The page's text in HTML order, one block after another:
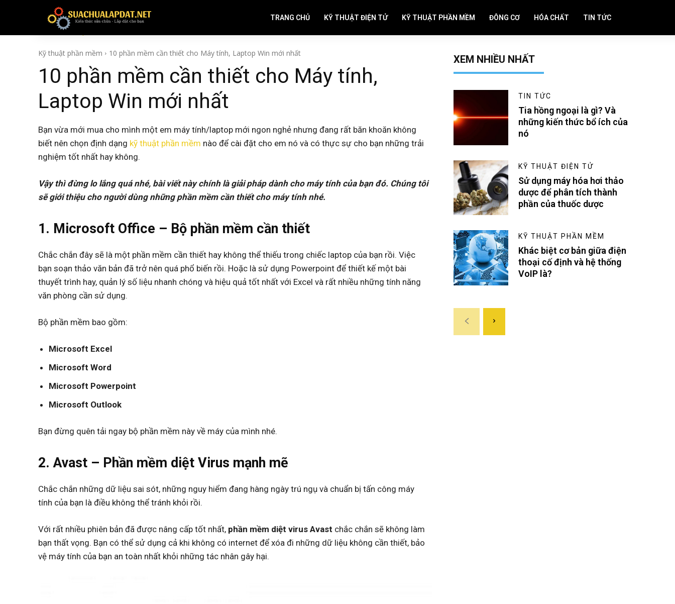
TRANG CHỦ KỸ THUẬT ĐIỆN TỬ KỸ THUẬT PHẦN MỀM ĐÔNG CƠ HÓA CHẤT TIN TỨC
KỸ THUẬT PHẦN MỀM
Kỹ thuật phần mềm 10 phần mềm cần thiết cho Máy tính, Laptop Win mới nhất
10 phần mềm cần thiết cho Máy tính,
Laptop Win mới nhất
Bạn vừa mới mua cho mình một em máy tính/laptop mới ngon nghẻ nhưng đang rất băn khoăn không
biết nên chọn định dạng kỹ thuật phần mềm nào để cài đặt cho em nó và có thực sự cho bạn những trải
nghiệm tốt nhất hay không.
Vậy thì đừng lo lắng quá nhé, bài viết này chính là giải pháp dành cho máy tính của bạn đó. Chúng tôi
sẽ giới thiệu cho người dùng những phần mềm cần thiết cho máy tính nhé.
1. Microsoft Office – Bộ phần mềm cần thiết
Chắc chắn đây sẽ là một phần mềm cần thiết hay không thể thiếu trong chiếc laptop của bạn rồi. Việc
bạn soạn thảo văn bản đã trở nên quá phổ biến rồi. Hoặc là sử dụng Powerpoint để thiết kế một bài
thuyết trình hay, quản lý số liệu nhanh chóng và hiệu quả tốt nhất với Excel và rất nhiều những tính năng
văn phòng cần sử dụng.
Bộ phần mềm bao gồm:
Microsoft Excel
Microsoft Word
Microsoft Powerpoint
Microsoft Outlook
Bạn đừng quên tải ngay bộ phần mềm này về máy của mình nhé.
2. Avast – Phần mềm diệt Virus mạnh mẽ
Chắc chắn những dữ liệu sai sót, những nguy hiểm đang hàng ngày trú ngụ và chuẩn bị tấn công máy
tính của bạn là điều không thể tránh khỏi rồi.
Với rất nhiều phiên bản đã được nâng cấp tốt nhất, phần mềm diệt virus Avast chắc chắn sẽ không làm
bạn thất vọng. Bạn có thể sử dụng cả khi không có internet để xóa đi những dữ liệu không cần thiết, bảo
vệ máy tính của bạn an toàn nhất khỏi những tác nhân gây hại.
XEM NHIỀU NHẤT
TIN TỨC
Tia hồng ngoại là gì? Và
những kiến thức bổ ích của
nó
KỸ THUẬT ĐIỆN TỬ
Sử dụng máy hóa hơi thảo
dược để phân tích thành
phần của thuốc dược
KỸ THUẬT PHẦN MỀM
Khác biệt cơ bản giữa điện
thoại cố định và hệ thống
VoIP là?